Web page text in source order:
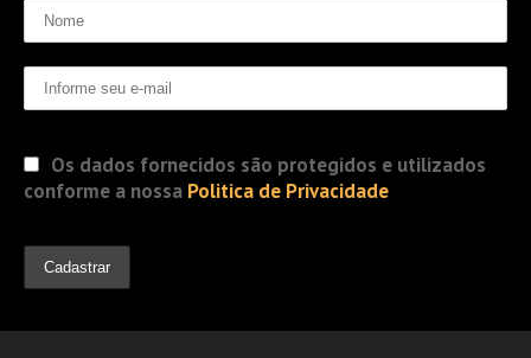
Os dados fornecidos são protegidos e utilizados
conforme a nossa Politica de Privacidade